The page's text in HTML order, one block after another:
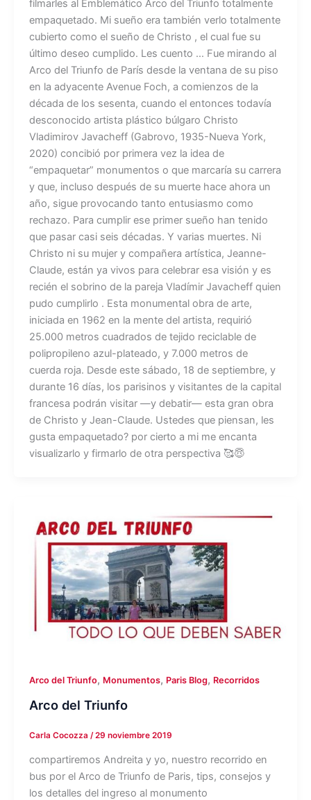
filmarles al Emblemático Arco del Triunfo totalmente
empaquetado. Mi sueño era también verlo totalmente
cubierto como el sueño de Christo , el cual fue su
último deseo cumplido. Les cuento … Fue mirando al
Arco del Triunfo de París desde la ventana de su piso
en la adyacente Avenue Foch, a comienzos de la
década de los sesenta, cuando el entonces todavía
desconocido artista plástico búlgaro Christo
Vladimirov Javacheff (Gabrovo, 1935-Nueva York,
2020) concibió por primera vez la idea de
“empaquetar” monumentos o que marcaría su carrera
y que, incluso después de su muerte hace ahora un
año, sigue provocando tanto entusiasmo como
rechazo. Para cumplir ese primer sueño han tenido
que pasar casi seis décadas. Y varias muertes. Ni
Christo ni su mujer y compañera artística, Jeanne-
Claude, están ya vivos para celebrar esa visión y es
recién el sobrino de la pareja Vladímir Javacheff quien
pudo cumplirlo . Esta monumental obra de arte,
iniciada en 1962 en la mente del artista, requirió
25.000 metros cuadrados de tejido reciclable de
polipropileno azul-plateado, y 7.000 metros de
cuerda roja. Desde este sábado, 18 de septiembre, y
durante 16 días, los parisinos y visitantes de la capital
francesa podrán visitar ―y debatir― esta gran obra
de Christo y Jean-Claude. Ustedes que piensan, les
gusta empaquetado? por cierto a mi me encanta
visualizarlo y firmarlo de otra perspectiva 🥰😇
Arco del Triunfo, Monumentos, Paris Blog, Recorridos
Arco del Triunfo
Carla Cocozza /29 noviembre 2019
compartiremos Andreita y yo, nuestro recorrido en
bus por el Arco de Triunfo de Paris, tips, consejos y
los detalles del ingreso al monumento